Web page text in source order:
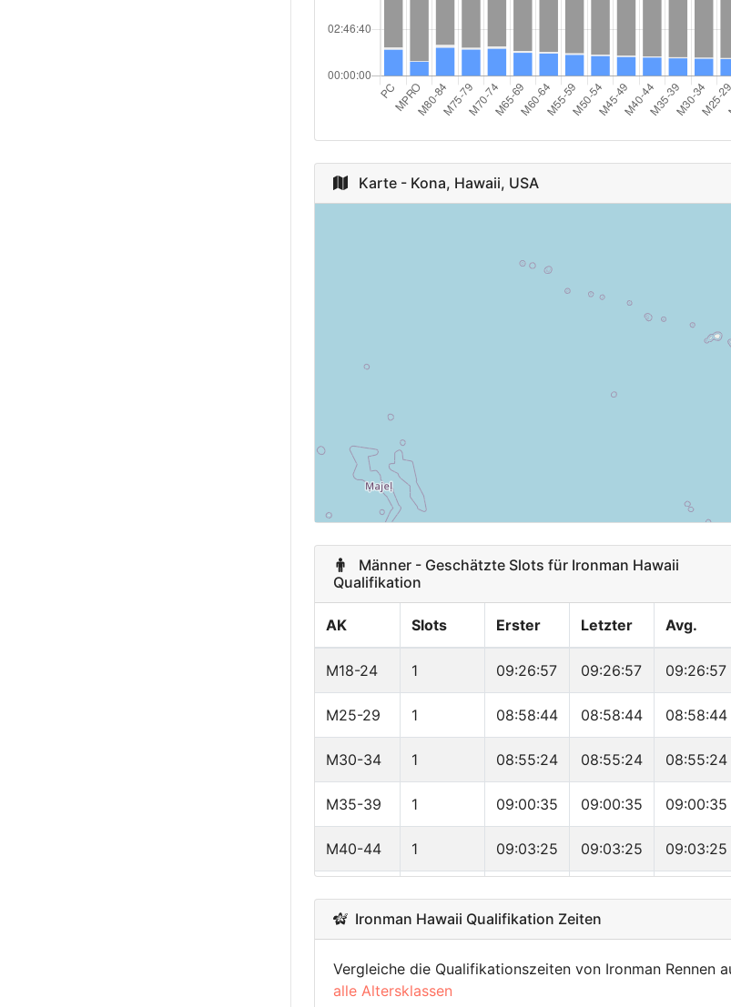
Argentina 23
21
Netherlands 19
Ireland 15
Norway
Russian
Federation
Venezuela,
Bolivarian
Republic of
7
Estonia 7
Colombia 6
Puerto Rico 6
Chile 6
Costa Rica 5
Israel 5
Singapore 4
Hungary 4
FPRO
M18-24
M65-69
F65-69
M80-84
Karte - Kona, Hawaii, USA
Männer - Geschätzte Slots für Ironman Hawaii
Qualifikation
AK Slots Erster Letzter Avg.
M18-24 1 09:26:57 09:26:57 09:26:57
M25-29 1 08:58:44 08:58:44 08:58:44
M30-34 1 08:55:24 08:55:24 08:55:24
M35-39 1 09:00:35 09:00:35 09:00:35
M40-44 1 09:03:25 09:03:25 09:03:25
M50-54 1 09:18:51 09:18:51 09:18:51
M55-59 1
Ironman Hawaii Qualifikation Zeiten
Vergleiche die Qualifikationszeiten von Ironman Rennen
alle Altersklassen